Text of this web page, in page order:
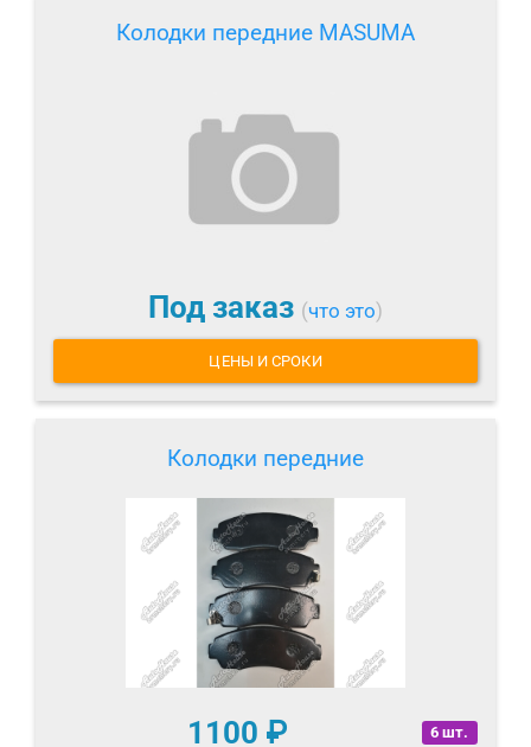
Колодки передние MASUMA
Под заказ (что это)
ЦЕНЫ И СРОКИ
Колодки передние
6 шт.
1100 ₽